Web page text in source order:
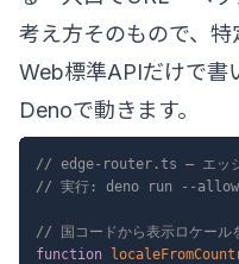
考え方そのもので、特
Web標準APIだけで書
Denoで動きます。
// edge-router.ts — エッジ関
// 実行: deno run --allow-
// 国コードから表示ロケール
function